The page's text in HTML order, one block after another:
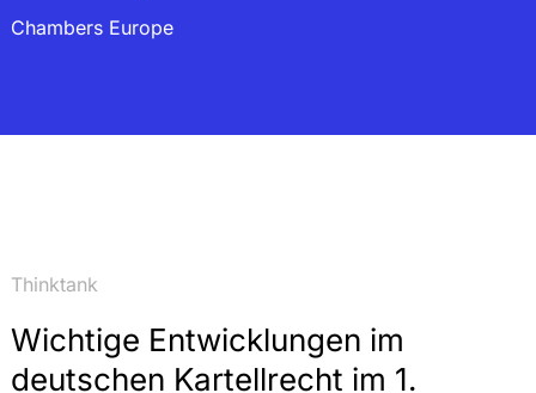
Chambers Europe
Thinktank
Wichtige Entwicklungen im
deutschen Kartellrecht im 1.